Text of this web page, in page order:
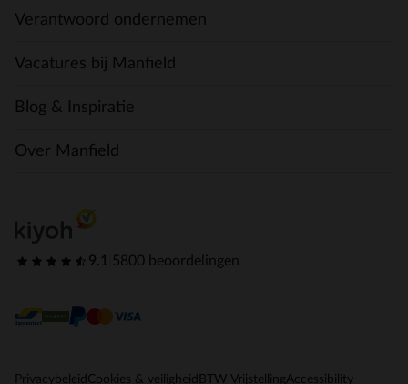
Verantwoord ondernemen
Vacatures bij Manfield
Blog & Inspiratie
Over Manfield
9.1 5800 beoordelingen
Privacybeleid Cookies & veiligheid BTW VrijstellingAccessibility